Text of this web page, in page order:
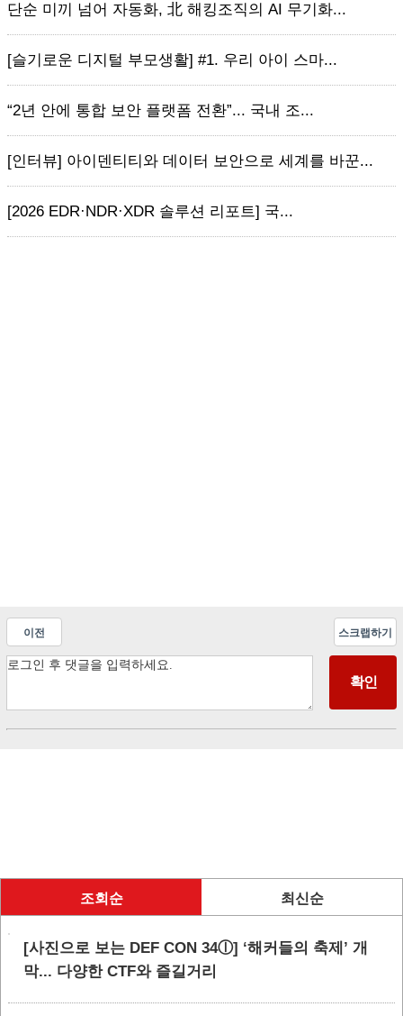
단순 미끼 넘어 자동화, 北 해킹조직의 AI 무기화...
[슬기로운 디지털 부모생활] #1. 우리 아이 스마...
“2년 안에 통합 보안 플랫폼 전환”... 국내 조...
[인터뷰] 아이덴티티와 데이터 보안으로 세계를 바꾼...
[2026 EDR·NDR·XDR 솔루션 리포트] 국...
이전 스크랩하기
조회순 최신순
[사진으로 보는 DEF CON 34ⓛ] ‘해커들의 축제’ 개
막... 다양한 CTF와 즐길거리